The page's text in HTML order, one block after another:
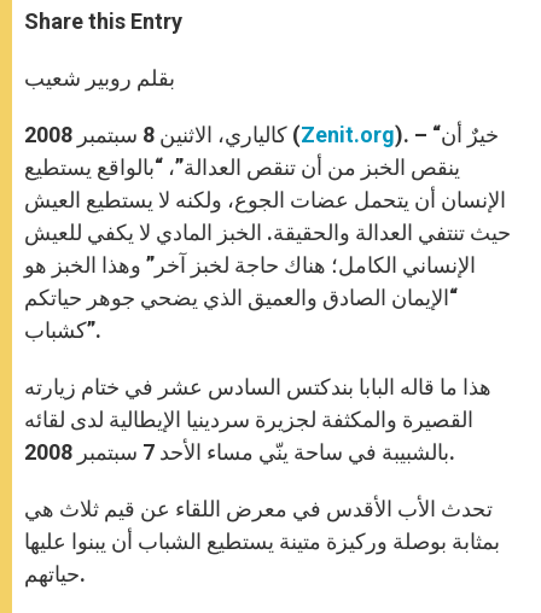
t
s
p
p
s
e
e
e
b
o
k
Share this Entry
بقلم روبير شعيب
كالياري، الاثنين 8 سبتمبر 2008 (Zenit.org). – “خيرٌ أن
ينقص الخبز من أن تنقص العدالة”، “بالواقع يستطيع
الإنسان أن يتحمل عضات الجوع، ولكنه لا يستطيع العيش
حيث تنتفي العدالة والحقيقة. الخبز المادي لا يكفي للعيش
الإنساني الكامل؛ هناك حاجة لخبز آخر” وهذا الخبز هو
“الإيمان الصادق والعميق الذي يضحي جوهر حياتكم
كشباب”.
هذا ما قاله البابا بندكتس السادس عشر في ختام زيارته
القصيرة والمكثفة لجزيرة سردينيا الإيطالية لدى لقائه
بالشبيبة في ساحة ينّي مساء الأحد 7 سبتمبر 2008.
تحدث الأب الأقدس في معرض اللقاء عن قيم ثلاث هي
بمثابة بوصلة وركيزة متينة يستطيع الشباب أن يبنوا عليها
حياتهم.